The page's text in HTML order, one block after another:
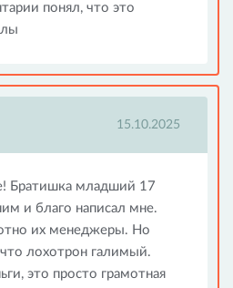
понял, что это
15.10.2025
Братишка младший 17
и благо написал мне.
их менеджеры. Но
лохотрон галимый.
это просто грамотная